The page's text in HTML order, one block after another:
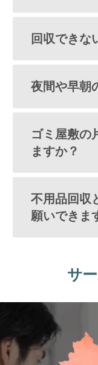
回収できな
夜間や早朝
ゴミ屋敷の
ますか？
不用品回収
願いできま
サ